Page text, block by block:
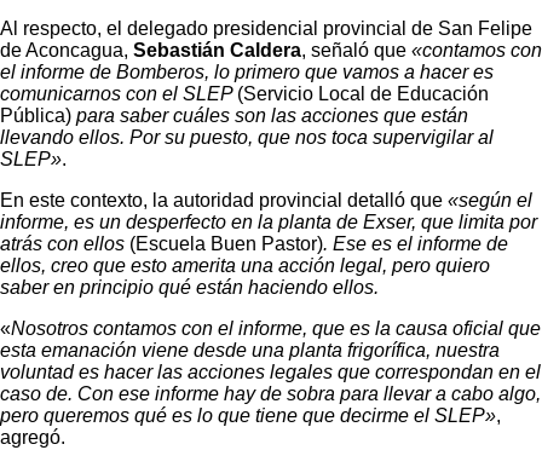
Al respecto, el delegado presidencial provincial de San Felipe
de Aconcagua, Sebastián Caldera, señaló que «contamos con
el informe de Bomberos, lo primero que vamos a hacer es
comunicarnos con el SLEP (Servicio Local de Educación
Pública) para saber cuáles son las acciones que están
llevando ellos. Por su puesto, que nos toca supervigilar al
SLEP».
En este contexto, la autoridad provincial detalló que «según el
informe, es un desperfecto en la planta de Exser, que limita por
atrás con ellos (Escuela Buen Pastor). Ese es el informe de
ellos, creo que esto amerita una acción legal, pero quiero
saber en principio qué están haciendo ellos.
«Nosotros contamos con el informe, que es la causa oficial que
esta emanación viene desde una planta frigorífica, nuestra
voluntad es hacer las acciones legales que correspondan en el
caso de. Con ese informe hay de sobra para llevar a cabo algo,
pero queremos qué es lo que tiene que decirme el SLEP»,
agregó.